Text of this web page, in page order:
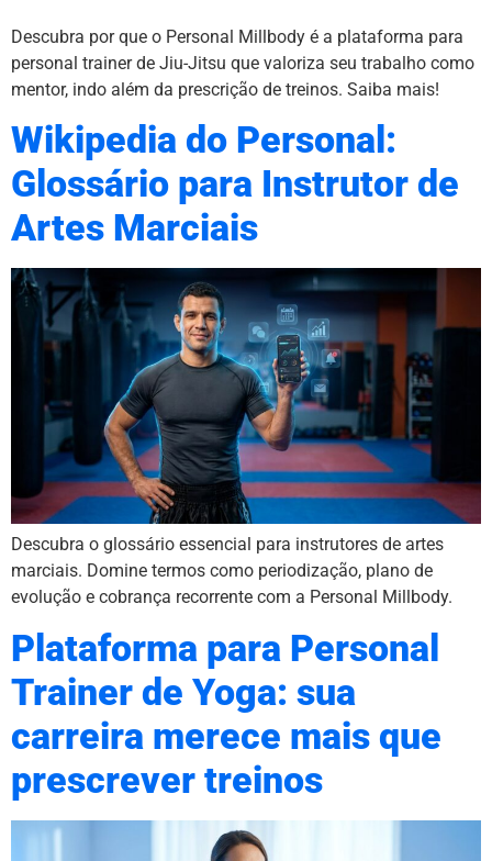
Descubra por que o Personal Millbody é a plataforma para
personal trainer de Jiu-Jitsu que valoriza seu trabalho como
mentor, indo além da prescrição de treinos. Saiba mais!
Wikipedia do Personal:
Glossário para Instrutor de
Artes Marciais
Descubra o glossário essencial para instrutores de artes
marciais. Domine termos como periodização, plano de
evolução e cobrança recorrente com a Personal Millbody.
Plataforma para Personal
Trainer de Yoga: sua
carreira merece mais que
prescrever treinos